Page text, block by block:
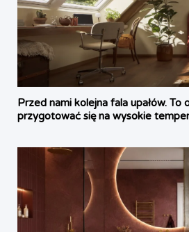
Przed nami kolejna fala upałów.
przygotować się na wysokie